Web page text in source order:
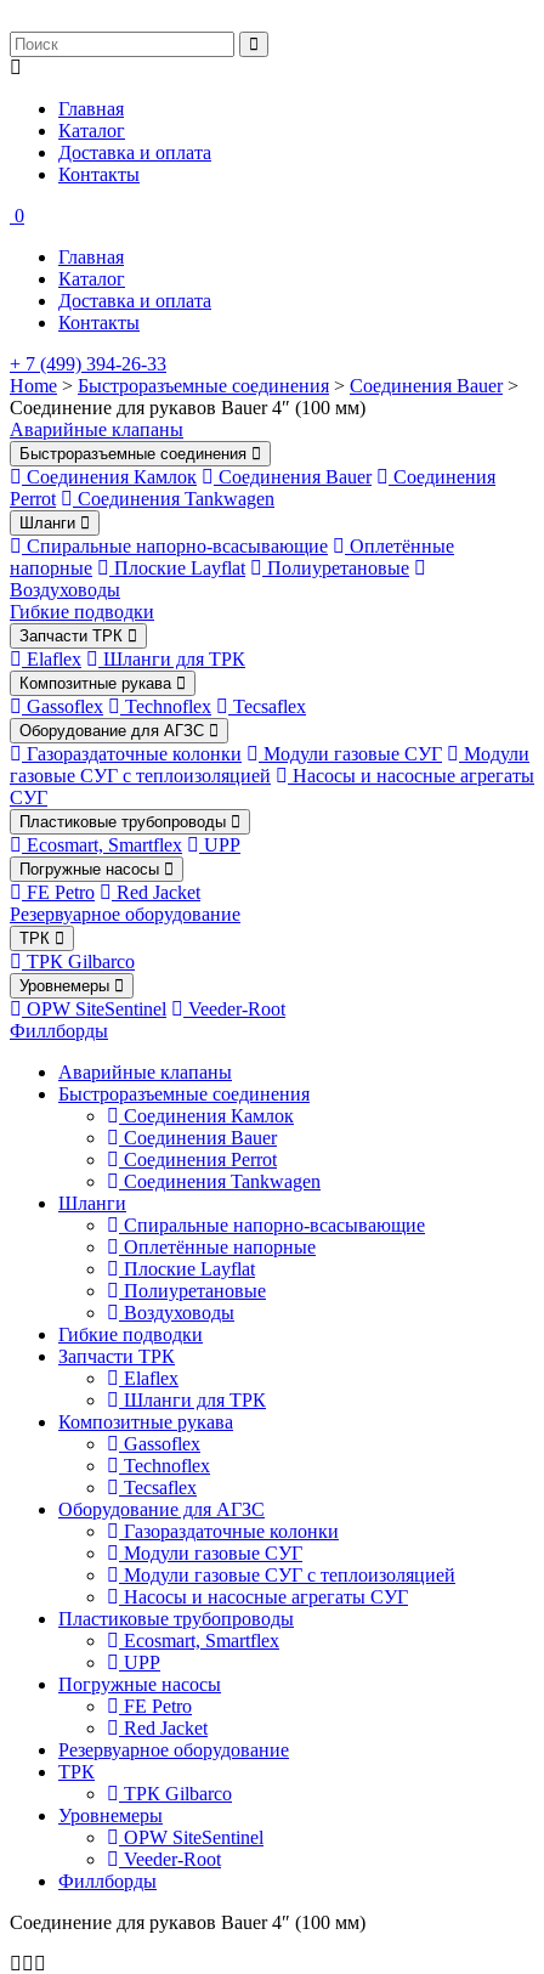
Главная
Каталог
Доставка и оплата
Контакты
0
Главная
Каталог
Доставка и оплата
Контакты
+ 7 (499) 394-26-33
Home > Быстроразъемные соединения > Соединения Bauer>
Соединение для рукавов Bauer 4″ (100 мм)
Аварийные клапаны
Быстроразъемные соединения
Соединения Камлок Соединения Bauer
Соединения
Perrot
Соединения Tankwagen
Шланги
Спиральные напорно-всасывающие
Оплетённые
напорные
Плоские Layflat
Полиуретановые
Воздуховоды
Гибкие подводки
Запчасти ТРК
Elaflex Шланги для ТРК
Композитные рукава
Gassoflex Technoflex Tecsaflex
Оборудование для АГЗС
Газораздаточные колонки Модули газовые СУГ
Модули
газовые СУГ с теплоизоляцией
Насосы и насосные агрегаты
СУГ
Пластиковые трубопроводы
Ecosmart, Smartflex UPP
Погружные насосы
FE Petro
Red Jacket
Резервуарное оборудование
ТРК
ТРК Gilbarco
Уровнемеры
OPW SiteSentinel
Veeder-Root
Филлборды
Аварийные клапаны
Быстроразъемные соединения
Соединения Камлок
Соединения Bauer
Соединения Perrot
Соединения Tankwagen
Шланги
Спиральные напорно-всасывающие
Оплетённые напорные
Плоские Layflat
Полиуретановые
Воздуховоды
Гибкие подводки
Запчасти ТРК
Elaflex
Шланги для ТРК
Композитные рукава
Gassoflex
Technoflex
Tecsaflex
Оборудование для АГЗС
Газораздаточные колонки
Модули газовые СУГ
Модули газовые СУГ с теплоизоляцией
Насосы и насосные агрегаты СУГ
Пластиковые трубопроводы
Ecosmart, Smartflex
UPP
Погружные насосы
FE Petro
Red Jacket
Резервуарное оборудование
ТРК
ТРК Gilbarco
Уровнемеры
OPW SiteSentinel
Veeder-Root
Филлборды
Соединение для рукавов Bauer 4″ (100 мм)